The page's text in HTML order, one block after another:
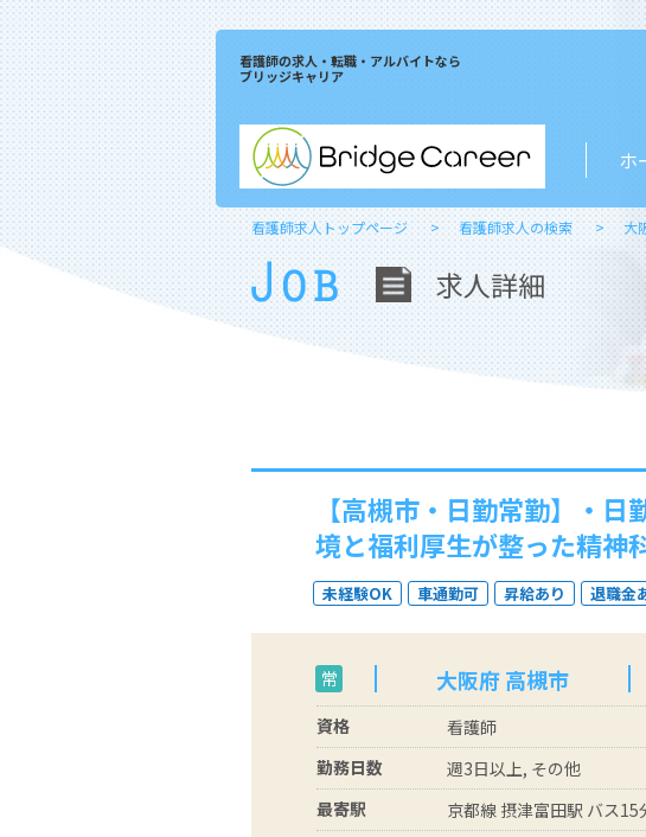
看護師の求人・転職・アルバイトなら
ブリッジキャリア
ホ
看護師求人トップページ 看護師求人の検索 大
求人詳細
【高槻市・日勤常勤】・
境と福利厚生が整った精神
未経験OK 車通勤可 昇給あり 退職金
常 大阪府 高槻市
資格
看護師
勤務日数
週3日以上, その他
最寄駅
京都線 摂津富田駅 バス15